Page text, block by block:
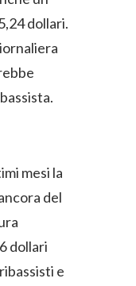
dollari.
mesi la
del
dollari
e